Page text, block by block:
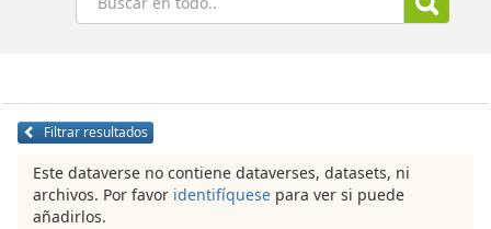
Filtrar resultados
Este dataverse no contiene dataverses, datasets, ni
archivos. Por favor identifíquese para ver si puede
añadirlos.